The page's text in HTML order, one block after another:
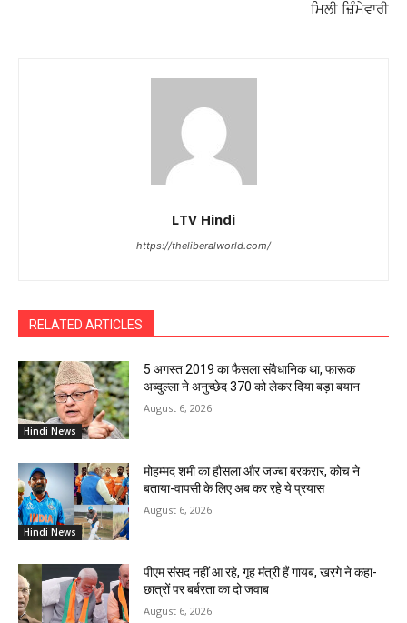
ਮਿਲੀ ਜ਼ਿੰਮੇਵਾਰੀ
LTV Hindi
https://theliberalworld.com/
RELATED ARTICLES
Hindi News
5 अगस्त 2019 का फैसला संवैधानिक था, फारूक
अब्दुल्ला ने अनुच्छेद 370 को लेकर दिया बड़ा बयान
August 6, 2026
Hindi News
मोहम्मद शमी का हौसला और जज्बा बरकरार, कोच ने
बताया-वापसी के लिए अब कर रहे ये प्रयास
August 6, 2026
पीएम संसद नहीं आ रहे, गृह मंत्री हैं गायब, खरगे ने कहा-
छात्रों पर बर्बरता का दो जवाब
August 6, 2026